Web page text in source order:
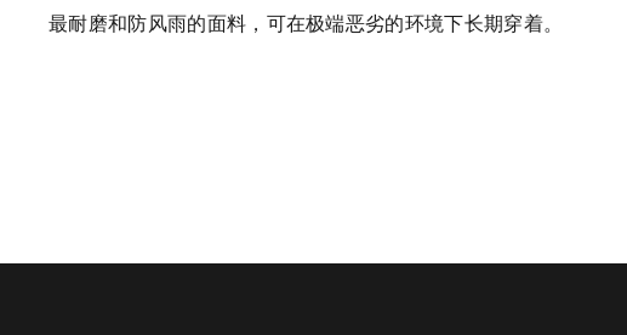
最耐磨和防风雨的面料，可在极端恶劣的环境下长期穿着。